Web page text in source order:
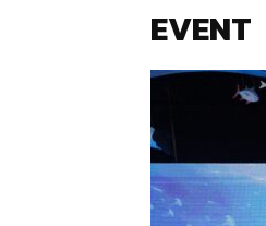
EVENT